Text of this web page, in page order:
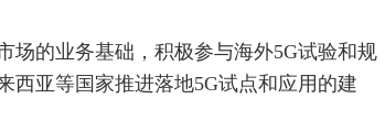
场的业务基础，积极参与海外5G试验和规
西亚等国家推进落地5G试点和应用的建